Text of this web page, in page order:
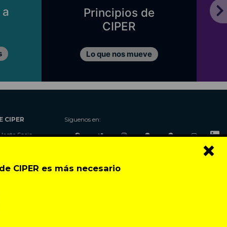
CIPER es más necesario
×
Principios de
CIPER
Lo que nos mueve
CIPER
Socio
Contacto
Síguenos en: